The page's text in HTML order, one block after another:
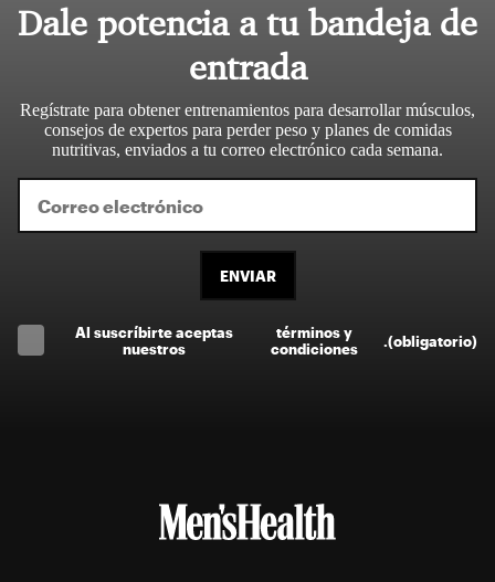
Dale potencia a tu bandeja de
entrada
Regístrate para obtener entrenamientos para desarrollar músculos,
consejos de expertos para perder peso y planes de comidas
nutritivas, enviados a tu correo electrónico cada semana.
ENVIAR
Al suscríbirte aceptas
nuestros
términos y
condiciones
(obligatorio)